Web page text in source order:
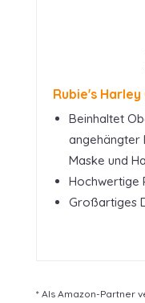
Rubie's Harley
Beinhaltet
angehängter
Maske und
Hochwertige
Großartiges
* Als Amazon-Partner